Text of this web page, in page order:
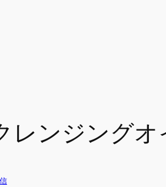
ンジング